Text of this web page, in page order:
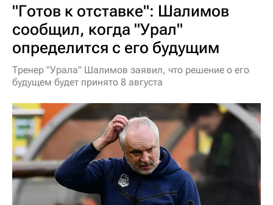
"Готов к отставке": Шалимов
сообщил, когда "Урал"
определится с его будущим
Тренер "Урала" Шалимов заявил, что решение о его
будущем будет принято 8 августа